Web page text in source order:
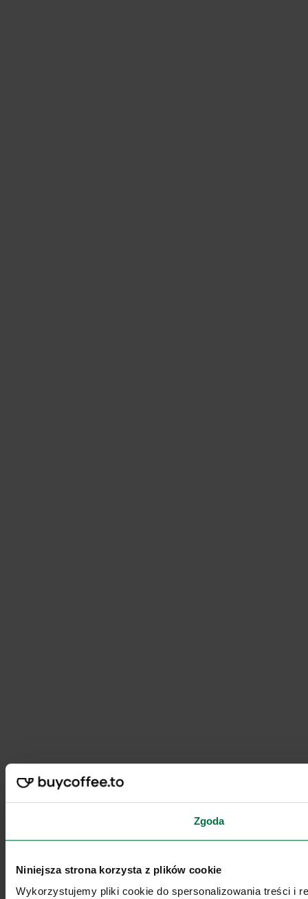
Zgoda
Niniejsza strona korzysta z plików cookie
Wykorzystujemy pliki cookie do spersonalizowania treści i